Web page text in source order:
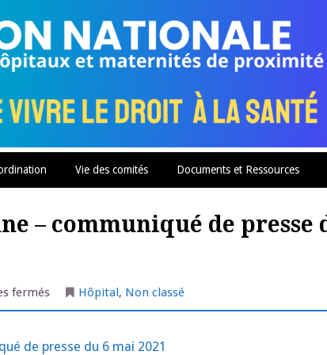
Vie des comités Documents et Ressources
– communiqué de presse
ferméssur
Initiative
Citoyenne
communiqué
Hôpital, Non classé
de presse du 6 mai 2021